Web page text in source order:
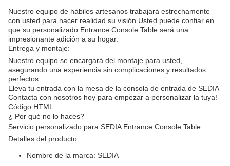
Nuestro equipo de hábiles artesanos trabajará estrechamente
con usted para hacer realidad su visión.Usted puede confiar en
que su personalizado Entrance Console Table será una
impresionante adición a su hogar.
Entrega y montaje:
Nuestro equipo se encargará del montaje para usted,
asegurando una experiencia sin complicaciones y resultados
perfectos.
Eleva tu entrada con la mesa de la consola de entrada de SEDIA
Contacta con nosotros hoy para empezar a personalizar la tuya!
Código HTML:
¿ Por qué no lo haces?
Servicio personalizado para SEDIA Entrance Console Table
Detalles del producto:
Nombre de la marca: SEDIA